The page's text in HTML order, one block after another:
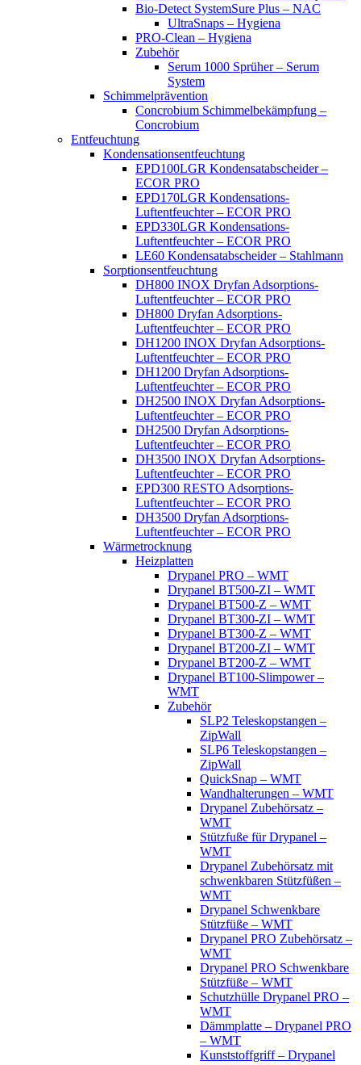
Bio-Detect SystemSure Plus – NAC
UltraSnaps – Hygiena
PRO-Clean – Hygiena
Zubehör
Serum 1000 Sprüher – Serum
System
Schimmelprävention
Concrobium Schimmelbekämpfung –
Concrobium
Entfeuchtung
Kondensationsentfeuchtung
EPD100LGR Kondensatabscheider –
ECOR PRO
EPD170LGR Kondensations-
Luftentfeuchter – ECOR PRO
EPD330LGR Kondensations-
Luftentfeuchter – ECOR PRO
LE60 Kondensatabscheider – Stahlmann
Sorptionsentfeuchtung
DH800 INOX Dryfan Adsorptions-
Luftentfeuchter – ECOR PRO
DH800 Dryfan Adsorptions-
Luftentfeuchter – ECOR PRO
DH1200 INOX Dryfan Adsorptions-
Luftentfeuchter – ECOR PRO
DH1200 Dryfan Adsorptions-
Luftentfeuchter – ECOR PRO
DH2500 INOX Dryfan Adsorptions-
Luftentfeuchter – ECOR PRO
DH2500 Dryfan Adsorptions-
Luftentfeuchter – ECOR PRO
DH3500 INOX Dryfan Adsorptions-
Luftentfeuchter – ECOR PRO
EPD300 RESTO Adsorptions-
Luftentfeuchter – ECOR PRO
DH3500 Dryfan Adsorptions-
Luftentfeuchter – ECOR PRO
Wärmetrocknung
Heizplatten
Drypanel PRO – WMT
Drypanel BT500-ZI – WMT
Drypanel BT500-Z – WMT
Drypanel BT300-ZI – WMT
Drypanel BT300-Z – WMT
Drypanel BT200-ZI – WMT
Drypanel BT200-Z – WMT
Drypanel BT100-Slimpower –
WMT
Zubehör
SLP2 Teleskopstangen –
ZipWall
SLP6 Teleskopstangen –
ZipWall
QuickSnap – WMT
Wandhalterungen – WMT
Drypanel Zubehörsatz –
WMT
Stützfuße für Drypanel –
WMT
Drypanel Zubehörsatz mit
schwenkbaren Stützfüßen –
WMT
Drypanel Schwenkbare
Stützfüße – WMT
Drypanel PRO Zubehörsatz –
WMT
Drypanel PRO Schwenkbare
Stützfüße – WMT
Schutzhülle Drypanel PRO –
WMT
Dämmplatte – Drypanel PRO
– WMT
Kunststoffgriff – Drypanel